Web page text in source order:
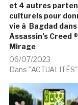
et 4 autres
culturels pour
vie à Bagdad dans
Assassin’s Creed ®
Mirage
06/07/2023
Dans "ACTUALITÉS"